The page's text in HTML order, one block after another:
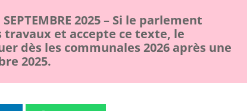
SEPTEMBRE 2025 – Si le parlement
travaux et accepte ce texte, le
dès les communales 2026 après une
2025.